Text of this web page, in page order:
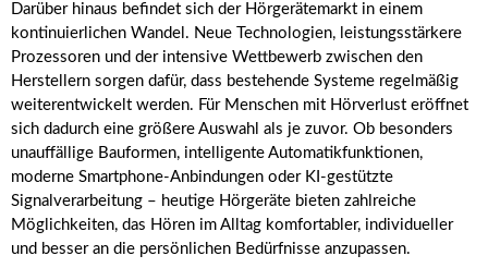
Darüber hinaus befindet sich der Hörgerätemarkt in einem
kontinuierlichen Wandel. Neue Technologien, leistungsstärkere
Prozessoren und der intensive Wettbewerb zwischen den
Herstellern sorgen dafür, dass bestehende Systeme regelmäßig
weiterentwickelt werden. Für Menschen mit Hörverlust eröffnet
sich dadurch eine größere Auswahl als je zuvor. Ob besonders
unauffällige Bauformen, intelligente Automatikfunktionen,
moderne Smartphone-Anbindungen oder KI-gestützte
Signalverarbeitung – heutige Hörgeräte bieten zahlreiche
Möglichkeiten, das Hören im Alltag komfortabler, individueller
und besser an die persönlichen Bedürfnisse anzupassen.